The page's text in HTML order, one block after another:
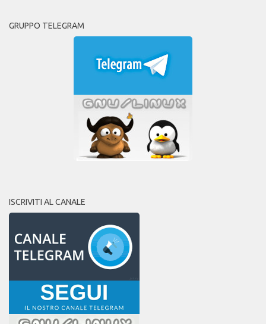
GRUPPO TELEGRAM
ISCRIVITI AL CANALE